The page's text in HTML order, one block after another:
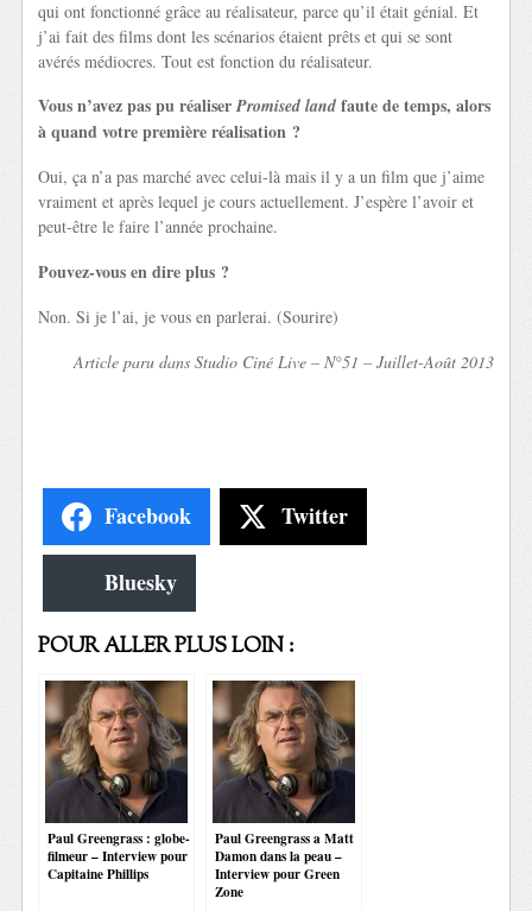
qui ont fonctionné grâce au réalisateur, parce qu’il était génial. Et
j’ai fait des films dont les scénarios étaient prêts et qui se sont
avérés médiocres. Tout est fonction du réalisateur.
Vous n’avez pas pu réaliserPromised land faute de temps, alors
à quand votre première réalisation ?
Oui, ça n’a pas marché avec celui-là mais il y a un film que j’aime
vraiment et après lequel je cours actuellement. J’espère l’avoir et
peut-être le faire l’année prochaine.
Pouvez-vous en dire plus ?
Non. Si je l’ai, je vous en parlerai. (Sourire)
Article paru dans Studio Ciné Live – N°51 – Juillet-Août 2013
Facebook Twitter
Bluesky
POUR ALLER PLUS LOIN :
Paul Greengrass : globe-
filmeur – Interview pour
Capitaine Phillips
Paul Greengrass a Matt
Damon dans la peau –
Interview pour Green
Zone